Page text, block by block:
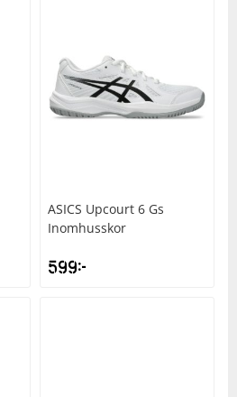
ASICS Upcourt 6 Gs
Inomhusskor
599kr